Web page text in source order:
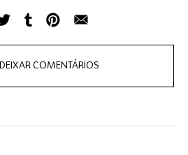
DEIXAR COMENTÁRIOS